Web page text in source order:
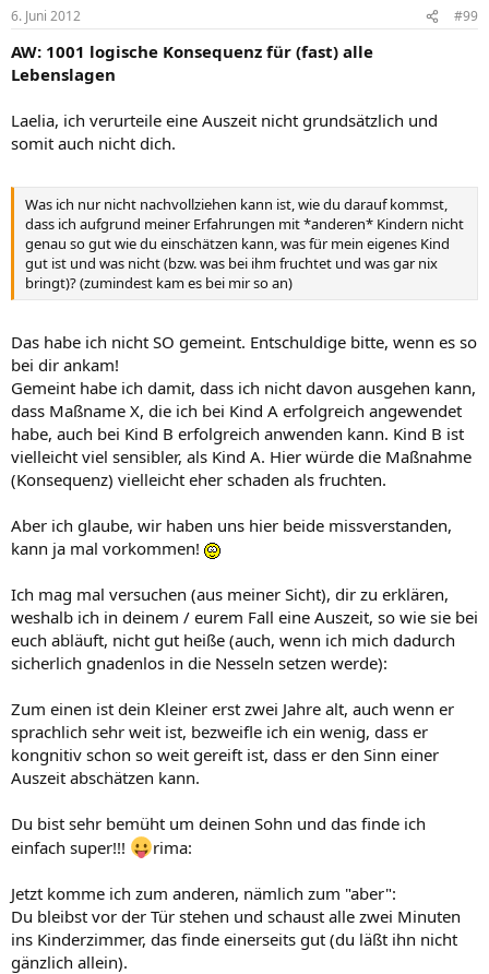
6. Juni 2012 #99
AW: 1001 logische Konsequenz für (fast) alle
Lebenslagen
Laelia, ich verurteile eine Auszeit nicht grundsätzlich und
somit auch nicht dich.
Was ich nur nicht nachvollziehen kann ist, wie du darauf kommst,
dass ich aufgrund meiner Erfahrungen mit *anderen* Kindern nicht
genau so gut wie du einschätzen kann, was für mein eigenes Kind
gut ist und was nicht (bzw. was bei ihm fruchtet und was gar nix
bringt)? (zumindest kam es bei mir so an)
Das habe ich nicht SO gemeint. Entschuldige bitte, wenn es so
bei dir ankam!
Gemeint habe ich damit, dass ich nicht davon ausgehen kann,
dass Maßname X, die ich bei Kind A erfolgreich angewendet
habe, auch bei Kind B erfolgreich anwenden kann. Kind B ist
vielleicht viel sensibler, als Kind A. Hier würde die Maßnahme
(Konsequenz) vielleicht eher schaden als fruchten.
Aber ich glaube, wir haben uns hier beide missverstanden,
kann ja mal vorkommen!
Ich mag mal versuchen (aus meiner Sicht), dir zu erklären,
weshalb ich in deinem / eurem Fall eine Auszeit, so wie sie bei
euch abläuft, nicht gut heiße (auch, wenn ich mich dadurch
sicherlich gnadenlos in die Nesseln setzen werde):
Zum einen ist dein Kleiner erst zwei Jahre alt, auch wenn er
sprachlich sehr weit ist, bezweifle ich ein wenig, dass er
kongnitiv schon so weit gereift ist, dass er den Sinn einer
Auszeit abschätzen kann.
Du bist sehr bemüht um deinen Sohn und das finde ich
einfach super!!!
rima:
Jetzt komme ich zum anderen, nämlich zum "aber":
Du bleibst vor der Tür stehen und schaust alle zwei Minuten
ins Kinderzimmer, das finde einerseits gut (du läßt ihn nicht
gänzlich allein).